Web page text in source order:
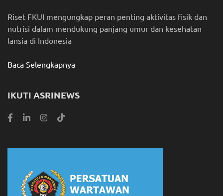
Riset FKUI mengungkap peran penting aktivitas fisik dan
nutrisi dalam mendukung panjang umur dan kesehatan
lansia di Indonesia
Baca Selengkapnya
IKUTI ASRINEWS